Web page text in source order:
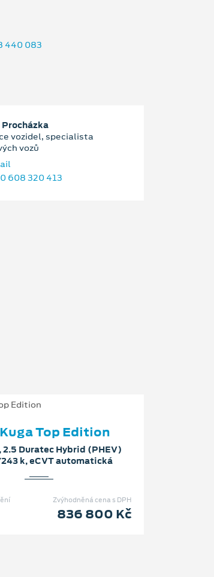
440 083
vozidel, specialista
vozů
608 320 413
Top Edition
Duratec Hybrid (PHEV)
k, eCVT automatická
Zvýhodněná cena s DPH
836 800 Kč